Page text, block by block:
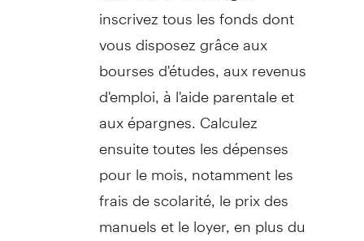
inscrivez tous les fonds dont
vous disposez grâce aux
bourses d'études, aux revenus
d'emploi, à l'aide parentale et
aux épargnes. Calculez
ensuite toutes les dépenses
pour le mois, notamment les
frais de scolarité, le prix des
manuels et le loyer, en plus du